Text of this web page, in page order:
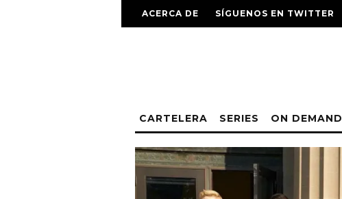
ACERCA DE SÍGUENOS EN TWITTER
CARTELERA SERIES ON DEMAND